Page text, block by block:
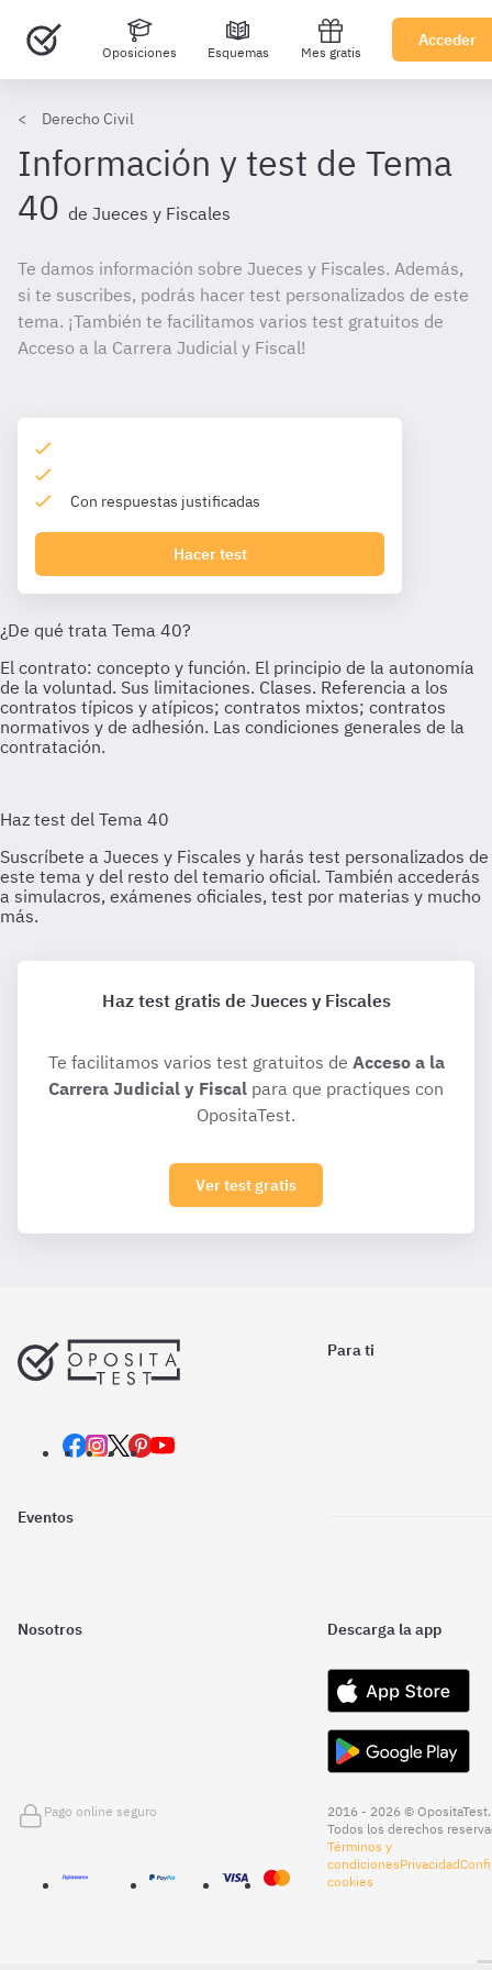
Oposiciones Esquemas Mes gratis
Acceder
Derecho Civil
Información y test de Tema
40 de Jueces y Fiscales
Te damos información sobre Jueces y Fiscales. Además,
si te suscribes, podrás hacer test personalizados de este
tema. ¡También te facilitamos varios test gratuitos de
Acceso a la Carrera Judicial y Fiscal!
Con respuestas justificadas
Hacer test
Haz test gratis de Jueces y Fiscales
Te facilitamos varios test gratuitos de Acceso a la
Carrera Judicial y Fiscal para que practiques con
OpositaTest.
Ver test gratis
Para ti
Eventos
Nosotros Descarga la app
Pago online seguro
2016 - 2026 © OpositaTest.
Todos los derechos
Términos y
condicionesPrivacidad
cookies